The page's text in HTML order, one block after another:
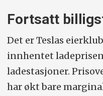
Fortsatt
Det er Teslas
innhentet
ladestasjoner.
har økt bare